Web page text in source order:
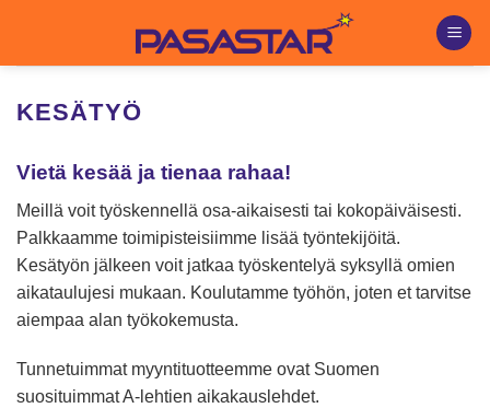
content
KESÄTYÖ
Vietä kesää ja tienaa rahaa!
Meillä voit työskennellä osa-aikaisesti tai kokopäiväisesti.
Palkkaamme toimipisteisiimme lisää työntekijöitä.
Kesätyön jälkeen voit jatkaa työskentelyä syksyllä omien
aikataulujesi mukaan. Koulutamme työhön, joten et tarvitse
aiempaa alan työkokemusta.
Tunnetuimmat myyntituotteemme ovat Suomen
suosituimmat A-lehtien aikakauslehdet.